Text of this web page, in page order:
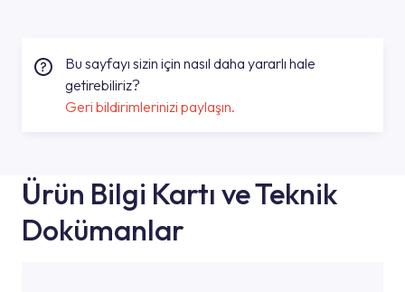
Bu sayfayı sizin için nasıl daha yararlı hale
getirebiliriz?
Geri bildirimlerinizi paylaşın.
Ürün Bilgi Kartı ve Teknik
Dokümanlar